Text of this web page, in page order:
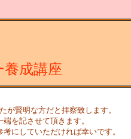
成講座
賢明な方だと拝察致します。
を記させて頂きます。
にしていただければ幸いです。